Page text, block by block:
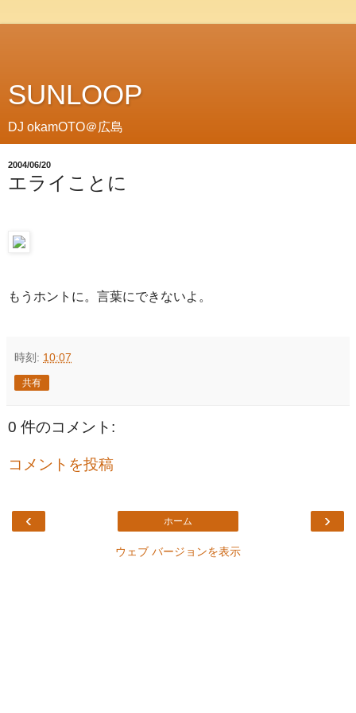
SUNLOOP
DJ okamOTO＠広島
2004/06/20
エライことに
もうホントに。言葉にできないよ。
時刻: 10:07
共有
0 件のコメント:
コメントを投稿
‹ ›
ホーム
ウェブ バージョンを表示